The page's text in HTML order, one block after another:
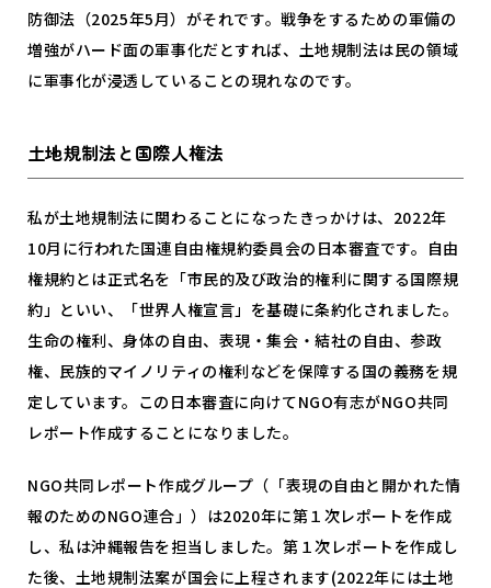
防御法（2025年5月）がそれです。戦争をするための軍備の
増強がハード面の軍事化だとすれば、土地規制法は民の領域
に軍事化が浸透していることの現れなのです。
土地規制法と国際人権法
私が土地規制法に関わることになったきっかけは、 2022年
10月に行われた国連自由権規約委員会の日本審査です。自由
権規約とは正式名を「市民的及び政治的権利に関する国際規
約」といい、「世界人権宣言」を基礎に条約化されました。
生命の権利、身体の自由、表現・集会・結社の自由、参政
権、民族的マイノリティの権利などを保障する国の義務を規
定しています。この日本審査に向けてNGO有志がNGO共同
レポート作成することになりました。
NGO共同レポート作成グループ（「表現の自由と開かれた情
報のためのNGO連合」）は2020年に第１次レポートを作成
し、私は沖縄報告を担当しました。第１次レポートを作成し
た後、土地規制法案が国会に上程されます(2022年には土地